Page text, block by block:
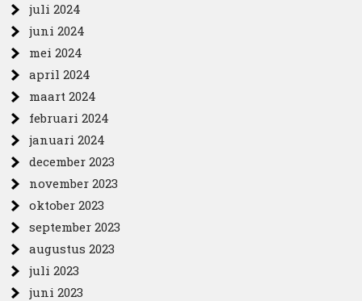
juli 2024
juni 2024
mei 2024
april 2024
maart 2024
februari 2024
januari 2024
december 2023
november 2023
oktober 2023
september 2023
augustus 2023
juli 2023
juni 2023